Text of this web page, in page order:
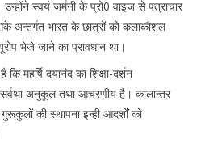
स्वयं जर्मनी के प्रो0 वाइज से पत्राचार
अन्तर्गत भारत के छात्रों को कलाकौशल
भेजे जाने का प्रावधान था।
महर्षि दयानंद का शिक्षा-दर्शन
सर्वथा अनुकूल तथा आचरणीय है। कालान्तर
की स्थापना इन्ही आदर्शों को